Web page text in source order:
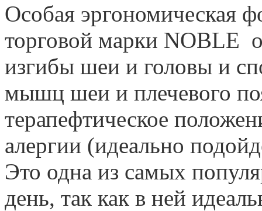
Особая эргономическая
торговой марки NOBLE
изгибы шеи и головы и
мышц шеи и плечевого
терапефтическое
алергии (идеально
Это одна из самых
день, так как в ней